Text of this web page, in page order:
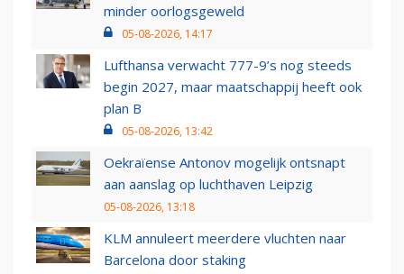
minder oorlogsgeweld
05-08-2026, 14:17
Lufthansa verwacht 777-9’s nog steeds
begin 2027, maar maatschappij heeft ook
plan B
05-08-2026, 13:42
Oekraïense Antonov mogelijk ontsnapt
aan aanslag op luchthaven Leipzig
05-08-2026, 13:18
KLM annuleert meerdere vluchten naar
Barcelona door staking